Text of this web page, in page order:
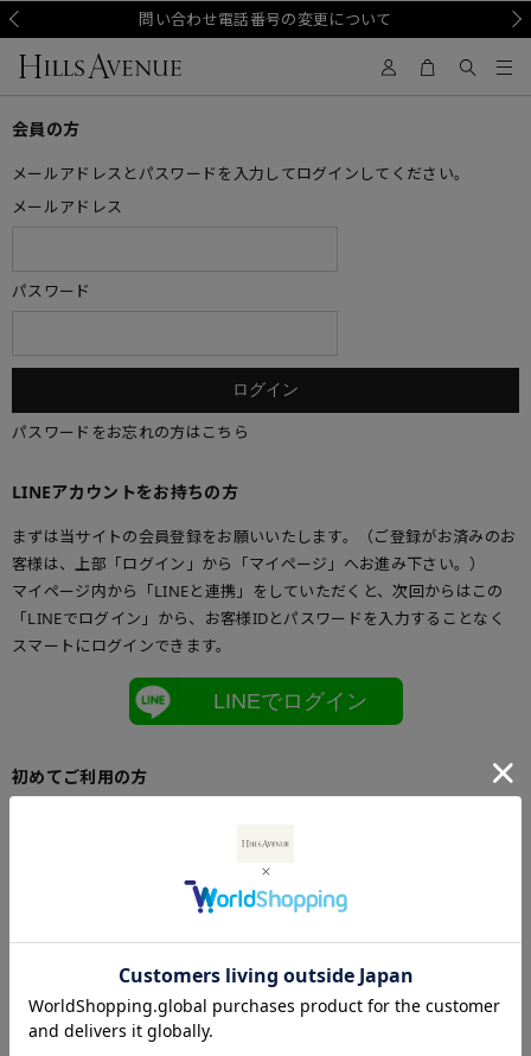
問い合わせ電話番号の変更について
会員の方
メールアドレスとパスワードを入力してログインしてください。
メールアドレス
パスワード
パスワードをお忘れの方はこちら
LINEアカウントをお持ちの方
まずは当サイトの会員登録をお願いいたします。（ご登録がお済みのお
客様は、上部「ログイン」から「マイページ」へお進み下さい。）
マイページ内から「LINEと連携」をしていただくと、次回からはこの
「LINEでログイン」から、お客様IDとパスワードを入力することなく
スマートにログインできます。
LINEでログイン
初めてご利用の方
メールアドレスとパスワードを登録しておくと便利にお買い物ができる